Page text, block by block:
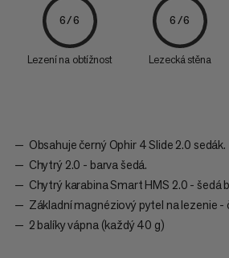
6/6
Lezení na obtížnost
6/6
Lezecká stěna
Obsahuje černý Ophir 4 Slide 2.0 sedák.
Chytrý 2.0 - barva šedá.
Chytrý karabina Smart HMS 2.0 - šedá
Základní magnéziový pytel na lezenie -
2 balíky vápna (každý 40 g)